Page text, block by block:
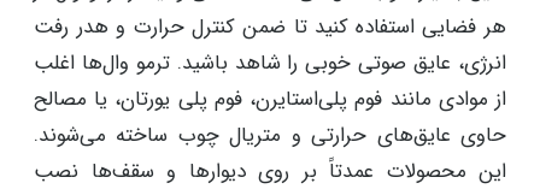
هر فضایی استفاده کنید تا ضمن کنترل حرارت و هدر رفت
انرژی، عایق صوتی خوبی را شاهد باشید. ترمو وال‌ها اغلب
از موادی مانند فوم پلی‌استایرن، فوم پلی ‌یورتان، یا مصالح
حاوی عایق‌های حرارتی و متریال چوب ساخته می‌شوند.
این محصولات عمدتاً بر روی دیوارها و سقف‌ها نصب